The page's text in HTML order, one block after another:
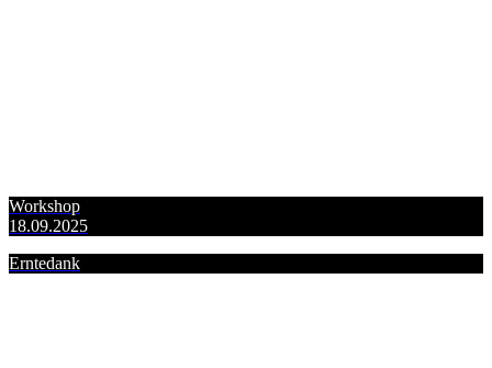
Workshop
18.09.2025
Erntedank